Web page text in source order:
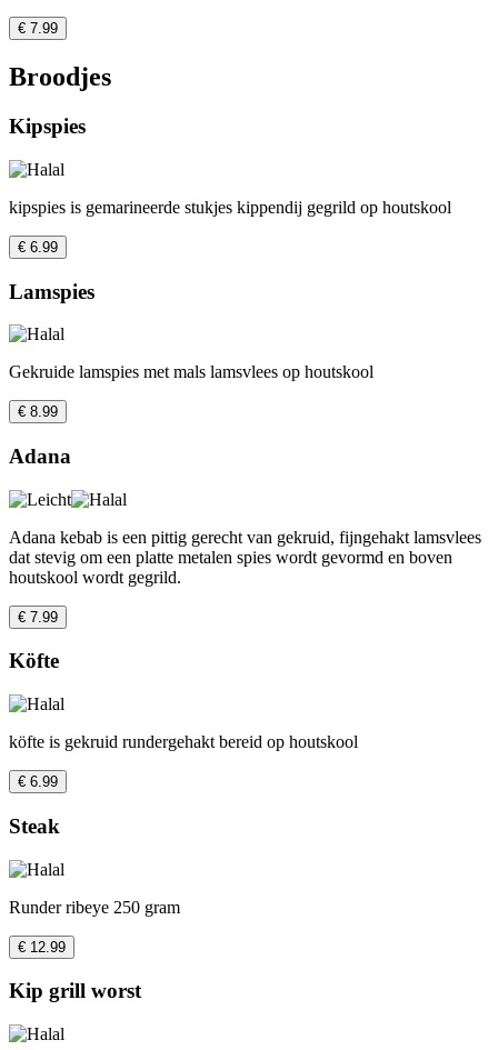
€ 7.99
Broodjes
Kipspies
kipspies is gemarineerde stukjes kippendij gegrild op houtskool
€ 6.99
Lamspies
Gekruide lamspies met mals lamsvlees op houtskool
€ 8.99
Adana
Adana kebab is een pittig gerecht van gekruid, fijngehakt lamsvlees
dat stevig om een platte metalen spies wordt gevormd en boven
houtskool wordt gegrild.
€ 7.99
Köfte
köfte is gekruid rundergehakt bereid op houtskool
€ 6.99
Steak
Runder ribeye 250 gram
€ 12.99
Kip grill worst